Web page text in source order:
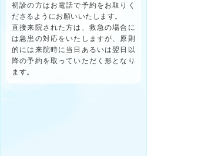
初診の方はお電話で予約をお取りく
ださるようにお願いいたします。
直接来院された方は、救急の場合に
は急患の対応をいたしますが、原則
的には来院時に当日あるいは翌日以
降の予約を取っていただく形となり
ます。